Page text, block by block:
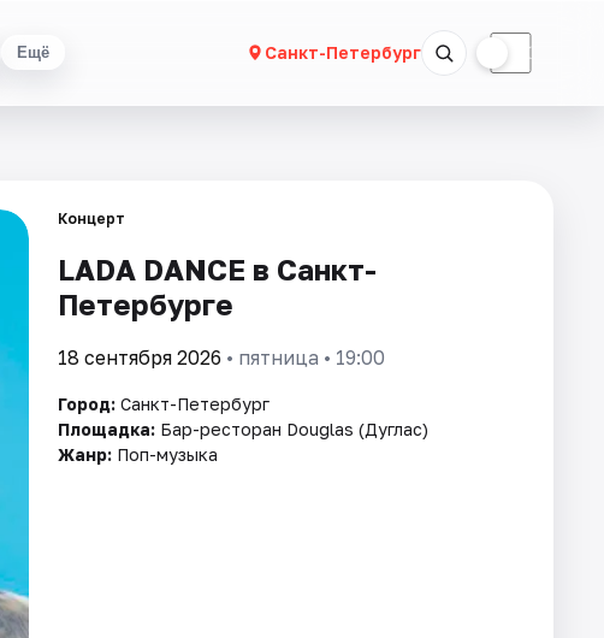
Ещё Санкт-Петербург ☾
Концерт
LADA DANCE в Санкт-
Петербурге
18 сентября 2026 • пятница • 19:00
Город: Санкт-Петербург
Площадка: Бар-ресторан Douglas (Дуглас)
Жанр: Поп-музыка